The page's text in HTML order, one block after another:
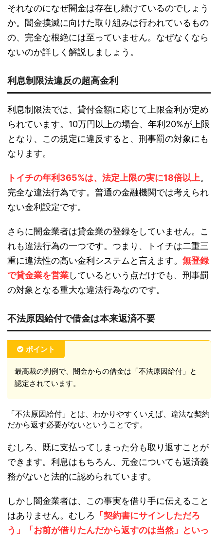
それなのになぜ闇金は存在し続けているのでしょう
か。闇金撲滅に向けた取り組みは行われているもの
の、完全な根絶には至っていません。なぜなくなら
ないのか詳しく解説しましょう。
利息制限法違反の超高金利
利息制限法では、貸付金額に応じて上限金利が定め
られています。10万円以上の場合、年利20%が上限
となり、この規定に違反すると、刑事罰の対象にも
なります。
トイチの年利365%は、法定上限の実に18倍以上。
完全な違法行為です。普通の金融機関では考えられ
ない金利設定です。
さらに闇金業者は貸金業の登録をしていません。こ
れも違法行為の一つです。つまり、トイチは二重三
重に違法性の高い金利システムと言えます。 無登録
で貸金業を営業しているという点だけでも、刑事罰
の対象となる重大な違法行為なのです。
不法原因給付で借金は本来返済不要
ポイント
最高裁の判例で、闇金からの借金は「不法原因給付」と
認定されています。
「不法原因給付」とは、わかりやすくいえば、違法な契約
だから返す必要がないということです。
むしろ、既に支払ってしまった分も取り返すことが
できます。利息はもちろん、元金についても返済義
務がないと法的に認められています。
しかし闇金業者は、この事実を借り手に伝えること
はありません。むしろ 「契約書にサインしただろ
う」「お前が借りたんだから返すのは当然」といっ